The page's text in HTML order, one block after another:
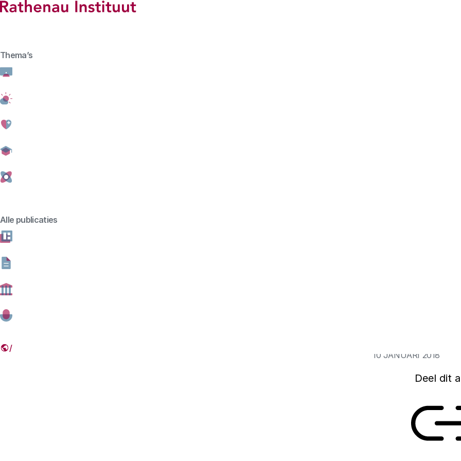
Rathenau logo, naar de homepage
Hoofdmenu
Thema’s
Alle publicaties
Home
Sheila Jasanoff: We hebben
technologieën nodig
Digitalisering
10 JANUARI 2018
Deel dit